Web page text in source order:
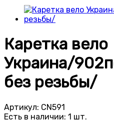
Каретка вело
Украина/
без резьбы/
Артикул: CN591
Есть в наличии: 1 шт.